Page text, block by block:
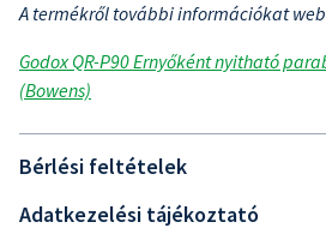
A termékről további információkat
Godox QR-P90 Ernyőként nyitható
(Bowens)
Bérlési feltételek
Adatkezelési tájékoztató